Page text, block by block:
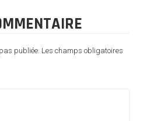
publiée. Les champs obligatoires